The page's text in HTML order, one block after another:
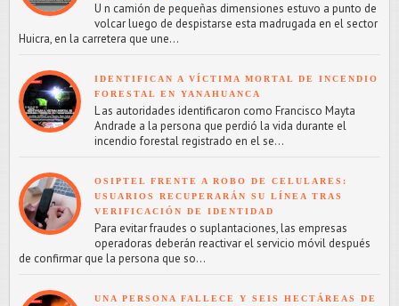
U n camión de pequeñas dimensiones estuvo a punto de
volcar luego de despistarse esta madrugada en el sector
Huicra, en la carretera que une...
IDENTIFICAN A VÍCTIMA MORTAL DE INCENDIO
FORESTAL EN YANAHUANCA
L as autoridades identificaron como Francisco Mayta
Andrade a la persona que perdió la vida durante el
incendio forestal registrado en el se...
OSIPTEL FRENTE A ROBO DE CELULARES:
USUARIOS RECUPERARÁN SU LÍNEA TRAS
VERIFICACIÓN DE IDENTIDAD
Para evitar fraudes o suplantaciones, las empresas
operadoras deberán reactivar el servicio móvil después
de confirmar que la persona que so...
UNA PERSONA FALLECE Y SEIS HECTÁREAS DE